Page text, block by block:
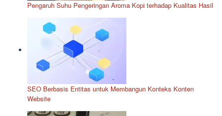
Pengaruh Suhu Pengeringan Aroma Kopi terhadap Kualitas Hasil
SEO Berbasis Entitas untuk Membangun Konteks Konten
Website